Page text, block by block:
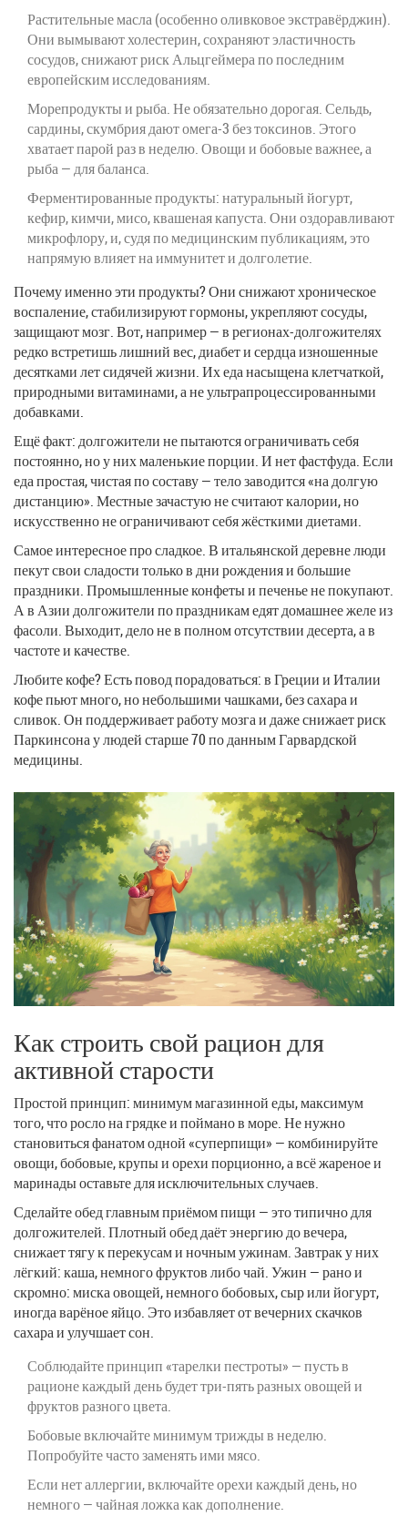
Растительные масла (особенно оливковое экстравёрджин).
Они вымывают холестерин, сохраняют эластичность
сосудов, снижают риск Альцгеймера по последним
европейским исследованиям.
Морепродукты и рыба. Не обязательно дорогая. Сельдь,
сардины, скумбрия дают омега-3 без токсинов. Этого
хватает парой раз в неделю. Овощи и бобовые важнее, а
рыба — для баланса.
Ферментированные продукты: натуральный йогурт,
кефир, кимчи, мисо, квашеная капуста. Они оздоравливают
микрофлору, и, судя по медицинским публикациям, это
напрямую влияет на иммунитет и долголетие.
Почему именно эти продукты? Они снижают хроническое
воспаление, стабилизируют гормоны, укрепляют сосуды,
защищают мозг. Вот, например — в регионах-долгожителях
редко встретишь лишний вес, диабет и сердца изношенные
десятками лет сидячей жизни. Их еда насыщена клетчаткой,
природными витаминами, а не ультрапроцессированными
добавками.
Ещё факт: долгожители не пытаются ограничивать себя
постоянно, но у них маленькие порции. И нет фастфуда. Если
еда простая, чистая по составу — тело заводится «на долгую
дистанцию». Местные зачастую не считают калории, но
искусственно не ограничивают себя жёсткими диетами.
Самое интересное про сладкое. В итальянской деревне люди
пекут свои сладости только в дни рождения и большие
праздники. Промышленные конфеты и печенье не покупают.
А в Азии долгожители по праздникам едят домашнее желе из
фасоли. Выходит, дело не в полном отсутствии десерта, а в
частоте и качестве.
Любите кофе? Есть повод порадоваться: в Греции и Италии
кофе пьют много, но небольшими чашками, без сахара и
сливок. Он поддерживает работу мозга и даже снижает риск
Паркинсона у людей старше 70 по данным Гарвардской
медицины.
Как строить свой рацион для
активной старости
Простой принцип: минимум магазинной еды, максимум
того, что росло на грядке и поймано в море. Не нужно
становиться фанатом одной «суперпищи» — комбинируйте
овощи, бобовые, крупы и орехи порционно, а всё жареное и
маринады оставьте для исключительных случаев.
Сделайте обед главным приёмом пищи — это типично для
долгожителей. Плотный обед даёт энергию до вечера,
снижает тягу к перекусам и ночным ужинам. Завтрак у них
лёгкий: каша, немного фруктов либо чай. Ужин — рано и
скромно: миска овощей, немного бобовых, сыр или йогурт,
иногда варёное яйцо. Это избавляет от вечерних скачков
сахара и улучшает сон.
Соблюдайте принцип «тарелки пестроты» — пусть в
рационе каждый день будет три-пять разных овощей и
фруктов разного цвета.
Бобовые включайте минимум трижды в неделю.
Попробуйте часто заменять ими мясо.
Если нет аллергии, включайте орехи каждый день, но
немного — чайная ложка как дополнение.